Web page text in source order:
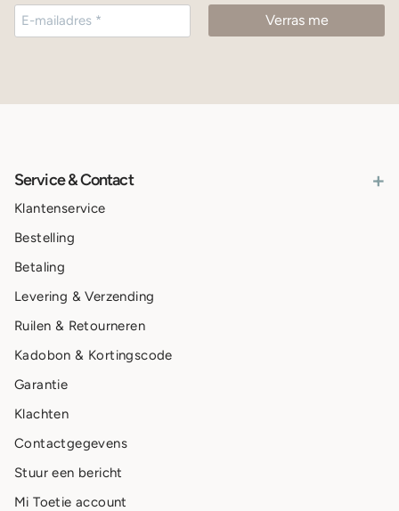
Service & Contact +
Klantenservice
Bestelling
Betaling
Levering & Verzending
Ruilen & Retourneren
Kadobon & Kortingscode
Garantie
Klachten
Contactgegevens
Stuur een bericht
Mi Toetie account